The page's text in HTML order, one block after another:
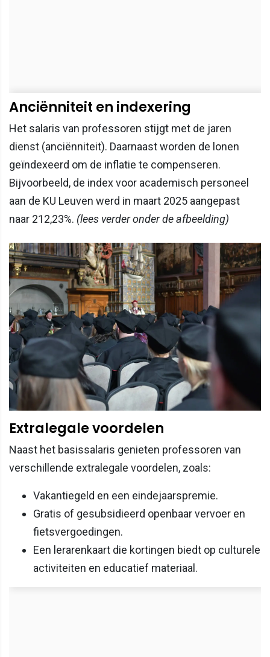
Anciënniteit en indexering
Het salaris van professoren stijgt met de jaren
dienst (anciënniteit). Daarnaast worden de lonen
geïndexeerd om de inflatie te compenseren.
Bijvoorbeeld, de index voor academisch personeel
aan de KU Leuven werd in maart 2025 aangepast
naar 212,23%. (lees verder onder de afbeelding)
Extralegale voordelen
Naast het basissalaris genieten professoren van
verschillende extralegale voordelen, zoals:
Vakantiegeld en een eindejaarspremie.
Gratis of gesubsidieerd openbaar vervoer en
fietsvergoedingen.
Een lerarenkaart die kortingen biedt op culturele
activiteiten en educatief materiaal.